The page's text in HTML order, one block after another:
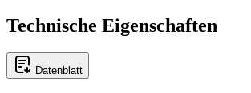
Technische Eigenschaften
Datenblatt